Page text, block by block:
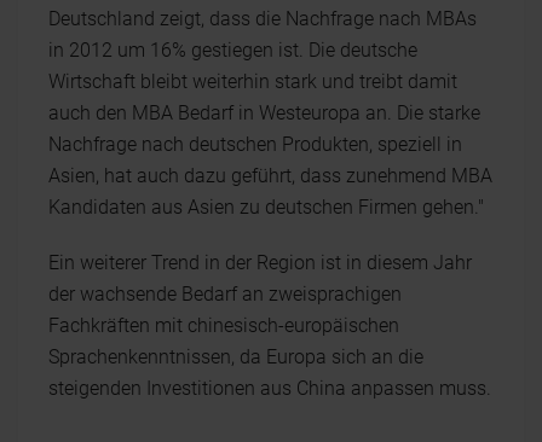
Deutschland zeigt, dass die Nachfrage nach MBAs
in 2012 um 16% gestiegen ist. Die deutsche
Wirtschaft bleibt weiterhin stark und treibt damit
auch den MBA Bedarf in Westeuropa an. Die starke
Nachfrage nach deutschen Produkten, speziell in
Asien, hat auch dazu geführt, dass zunehmend MBA
Kandidaten aus Asien zu deutschen Firmen gehen."
Ein weiterer Trend in der Region ist in diesem Jahr
der wachsende Bedarf an zweisprachigen
Fachkräften mit chinesisch-europäischen
Sprachenkenntnissen, da Europa sich an die
steigenden Investitionen aus China anpassen muss.